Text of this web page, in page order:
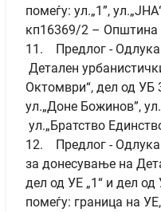
помеѓу: ул.„1”,
кп16369/2 – Општина
11. Предлог -
Детален
Октомври“, дел од УБ
ул.„Доне Божинов”,
ул.„Братство
12. Предлог - Одлука
за донесување на
дел од УЕ „1“ и дел
помеѓу: граница на